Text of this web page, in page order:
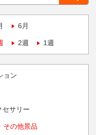
6月
2週 1週
ョン
セサリー
その他景品